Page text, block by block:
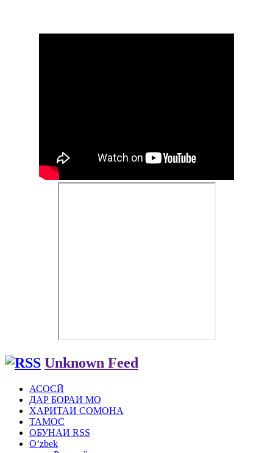
Unknown Feed
АСОСӢ
ДАР БОРАИ МО
ХАРИТАИ СОМОНА
ТАМОС
ОБУНАИ RSS
Oʻzbek